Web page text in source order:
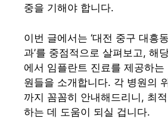
중을 기해야 합니다.
이번 글에서는 ‘대전 중구 대흥
과’를 중점적으로 살펴보고, 해
에서 임플란트 진료를 제공하는
원들을 소개합니다. 각 병원의
까지 꼼꼼히 안내해드리니, 최
하는 데 도움이 되실 겁니다.